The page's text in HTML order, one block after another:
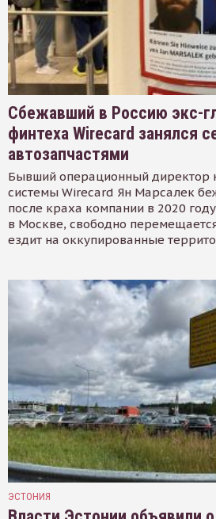
Сбежавший в Россию экс-
финтеха Wirecard занялся
автозапчастями
Бывший операционный директор
системы Wirecard Ян Марсалек
после краха компании в 2020
в Москве, свободно
ездит на оккупированные
ЭСТОНИЯ